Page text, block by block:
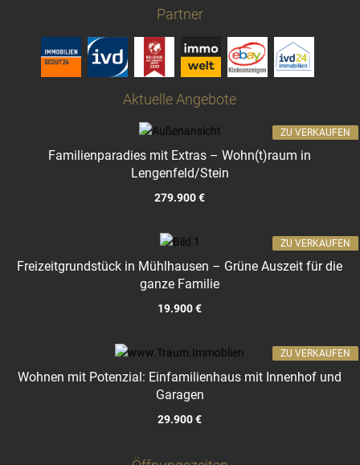
Partner
Aktuelle Angebote
Familienparadies mit Extras – Wohn(t)raum in
Lengenfeld/Stein
279.900 €
ZU VERKAUFEN
Freizeitgrundstück in Mühlhausen – Grüne Auszeit für die
ganze Familie
19.900 €
ZU VERKAUFEN
Wohnen mit Potenzial: Einfamilienhaus mit Innenhof und
Garagen
29.900 €
ZU VERKAUFEN